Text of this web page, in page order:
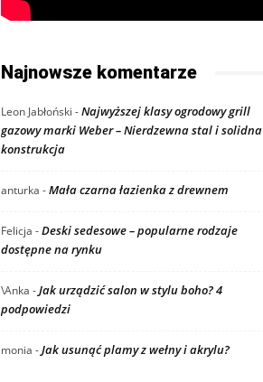
Najnowsze komentarze
Leon Jabłoński -Najwyższej klasy ogrodowy grill
gazowy marki Weber – Nierdzewna stal i solidna
konstrukcja
anturka -Mała czarna łazienka z drewnem
Felicja -Deski sedesowe – popularne rodzaje
dostępne na rynku
\Anka -Jak urządzić salon w stylu boho? 4
podpowiedzi
monia -Jak usunąć plamy z wełny i akrylu?